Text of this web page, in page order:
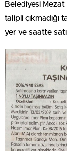
Belediyesi Mezat
talipli çıkmadığı
yer ve saatte